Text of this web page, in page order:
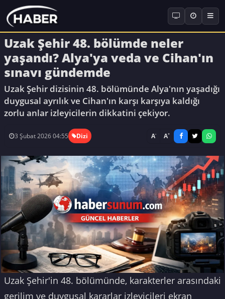
Uzak Şehir 48. bölümde neler
yaşandı? Alya'ya veda ve Cihan'ın
sınavı gündemde
Uzak Şehir dizisinin 48. bölümünde Alya'nın yaşadığı
duygusal ayrılık ve Cihan'ın karşı karşıya kaldığı
zorlu anlar izleyicilerin dikkatini çekiyor.
3 Şubat 2026 04:55 Dizi A- A+
Uzak Şehir'in 48. bölümünde, karakterler arasındaki
gerilim ve duygusal kararlar izleyicileri ekran